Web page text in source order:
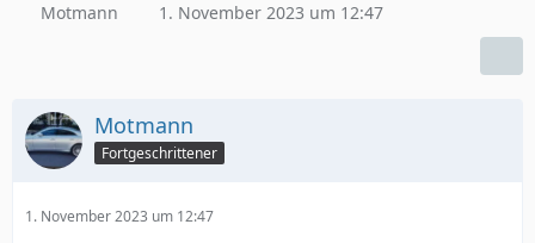
Motmann 1. November 2023 um 12:47
Motmann
Fortgeschrittener
1. November 2023 um 12:47